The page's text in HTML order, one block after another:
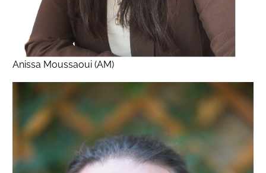
Anissa Moussaoui (AM)